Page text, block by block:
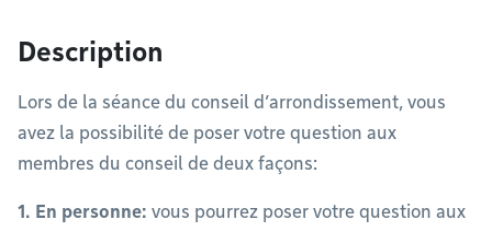
Description
Lors de la séance du conseil d’arrondissement, vous
avez la possibilité de poser votre question aux
membres du conseil de deux façons:
1. En personne: vous pourrez poser votre question aux